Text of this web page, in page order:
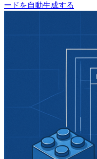
ードを自動生成する